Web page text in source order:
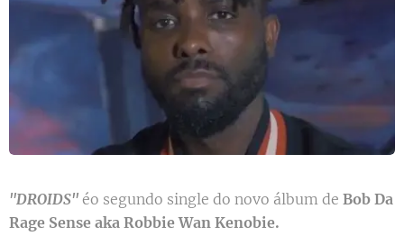
"DROIDS" éo segundo single do novo álbum de Bob Da
Rage Sense aka Robbie Wan Kenobie.